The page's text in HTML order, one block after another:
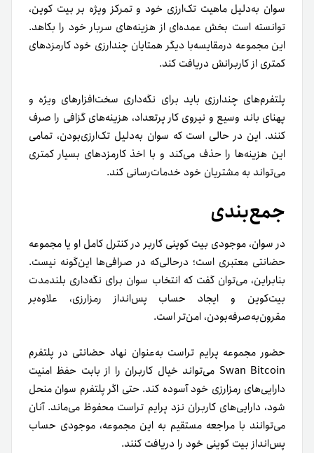
سوان به‌دلیل ماهیت تک‌ارزی خود و تمرکز ویژه بر بیت کوین،
توانسته است بخش عمده‌ای از هزینه‌های سربار خود را بکاهد.
این مجموعه در‌مقایسه‌با دیگر همتایان چندارزی خود کارمزدهای
کمتری از کاربرانش دریافت کند.
پلتفرم‌های چندارزی باید برای نگه‌داری سخت‌افزارهای ویژه و
پهنای باند وسیع و نیروی کار پرتعداد، هزینه‌های گزافی را صرف
کنند. این در حالی است که سوان به‌دلیل تک‌ارزی‌بودن، تمامی
این هزینه‌ها را حذف می‌کند و با اخذ کارمزدهای بسیار کمتری
می‌تواند به مشتریان خود خدمات‌رسانی کند.
جمع‌بندی
در سوان، موجودی بیت کوینی کاربر در کنترل کامل او یا مجموعه
حضانتی معتبری است؛ در‌حالی‌که در صرافی‌ها این‌گونه نیست.
بنابراین، می‌توان گفت که انتخاب سوان برای نگه‌داری بلندمدت
بیت‌کوین و ایجاد حساب پس‌انداز رمزارزی، علاوه‌بر
مقرون‌به‌صرفه‌بودن، امن‌تر است.
حضور مجموعه پرایم تراست به‌عنوان نهاد حضانتی در پلتفرم
Swan Bitcoin می‌تواند خیال کاربران را از بابت حفظ امنیت
دارایی‌های رمزارزی خود آسوده کند. حتی اگر پلتفرم سوان منحل
شود، دارایی‌های کاربران نزد پرایم تراست محفوظ می‌ماند. آنان
می‌توانند با مراجعه مستقیم به این مجموعه، موجودی حساب
پس‌انداز بیت کوینی خود را دریافت کنند.